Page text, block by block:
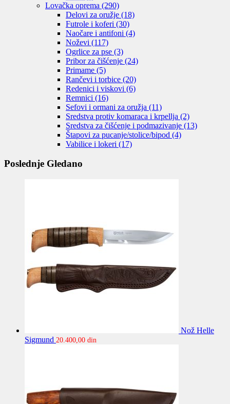
Lovačka oprema (290)
Delovi za oružje (18)
Futrole i koferi (30)
Naočare i antifoni (4)
Noževi (117)
Ogrlice za pse (3)
Pribor za čišćenje (24)
Primame (5)
Rančevi i torbice (20)
Redenici i viskovi (6)
Remnici (16)
Sefovi i ormani za oružja (11)
Sredstva protiv komaraca i krpellja (2)
Sredstva za čišćenje i podmazivanje (13)
Štapovi za pucanje/stolice/bipod (4)
Vabilice i lokeri (17)
Poslednje Gledano
Nož Helle
Sigmund 20.400,00 din